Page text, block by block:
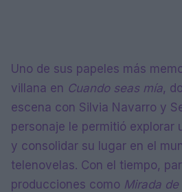
Uno de sus papeles más
villana en Cuando seas mía,
escena con Silvia Navarro y
personaje le permitió explorar
y consolidar su lugar en el
telenovelas. Con el tiempo,
producciones como Mirada